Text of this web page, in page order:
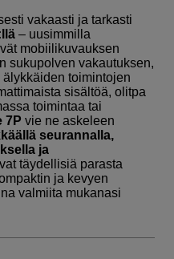
vakaasti ja tarkasti
– uusimmilla
mobiilikuvauksen
sukupolven vakautuksen,
älykkäiden toimintojen
sisältöä, olitpa
toimintaa tai
7P vie ne askeleen
seurannalla,
ja
täydellisiä parasta
ja kevyen
valmiita mukanasi